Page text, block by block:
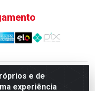
e de
experiência
Comercio e
39 e, 41 - Setor